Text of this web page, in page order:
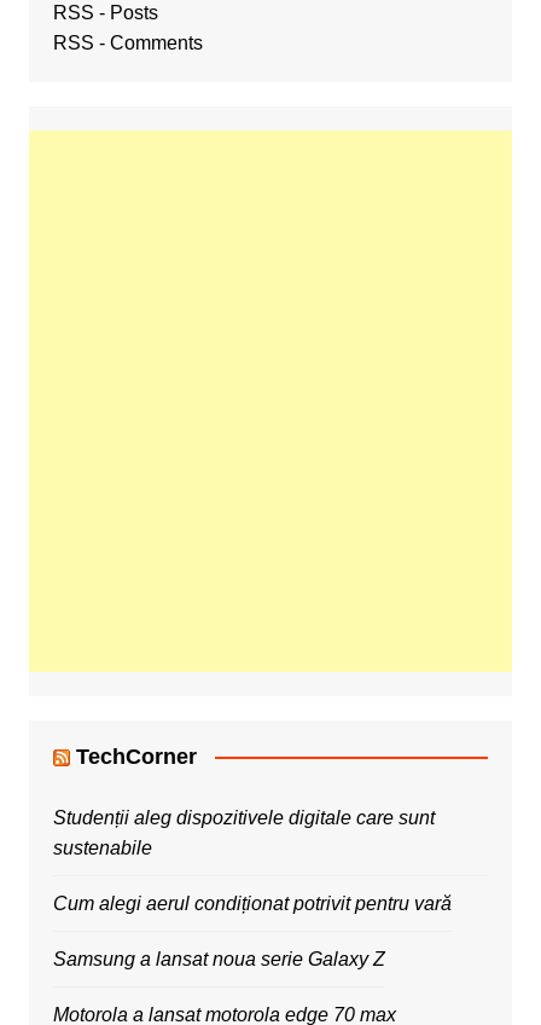
RSS - Posts
RSS - Comments
TechCorner
Studenții aleg dispozitivele digitale care sunt
sustenabile
Cum alegi aerul condiționat potrivit pentru vară
Samsung a lansat noua serie Galaxy Z
Motorola a lansat motorola edge 70 max